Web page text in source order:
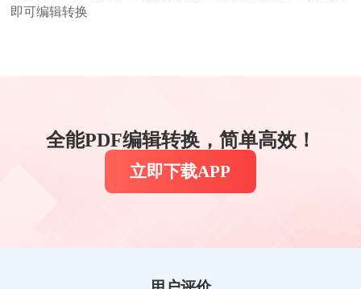
即可编辑转换
全能PDF编辑转换，简单高效！
立即下载APP
工作常需处理员工简历、培训资料及公司制度等文
件，这软件功能刚好覆盖我的需求，给我工作带来